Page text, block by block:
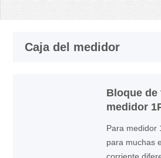
Caja del medidor
Bloque de
medidor
Para medidor
para muchas